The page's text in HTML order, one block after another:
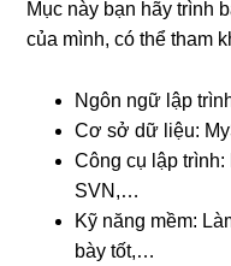
Mục này bạn hãy trình
của mình, có thể tham
Ngôn ngữ lập
Cơ sở dữ liệu:
Công cụ lập
SVN,…
Kỹ năng mềm:
bày tốt,…